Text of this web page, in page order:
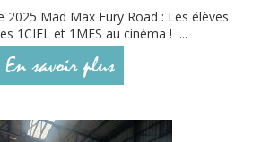
2025 Mad Max Fury Road : Les élèves
1CIEL et 1MES au cinéma ! ...
En savoir plus